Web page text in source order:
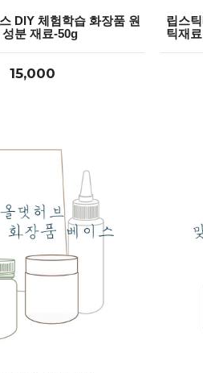
DIY 체험학습 화장품 원
성분 재료-50g
15,000
립스
틱재